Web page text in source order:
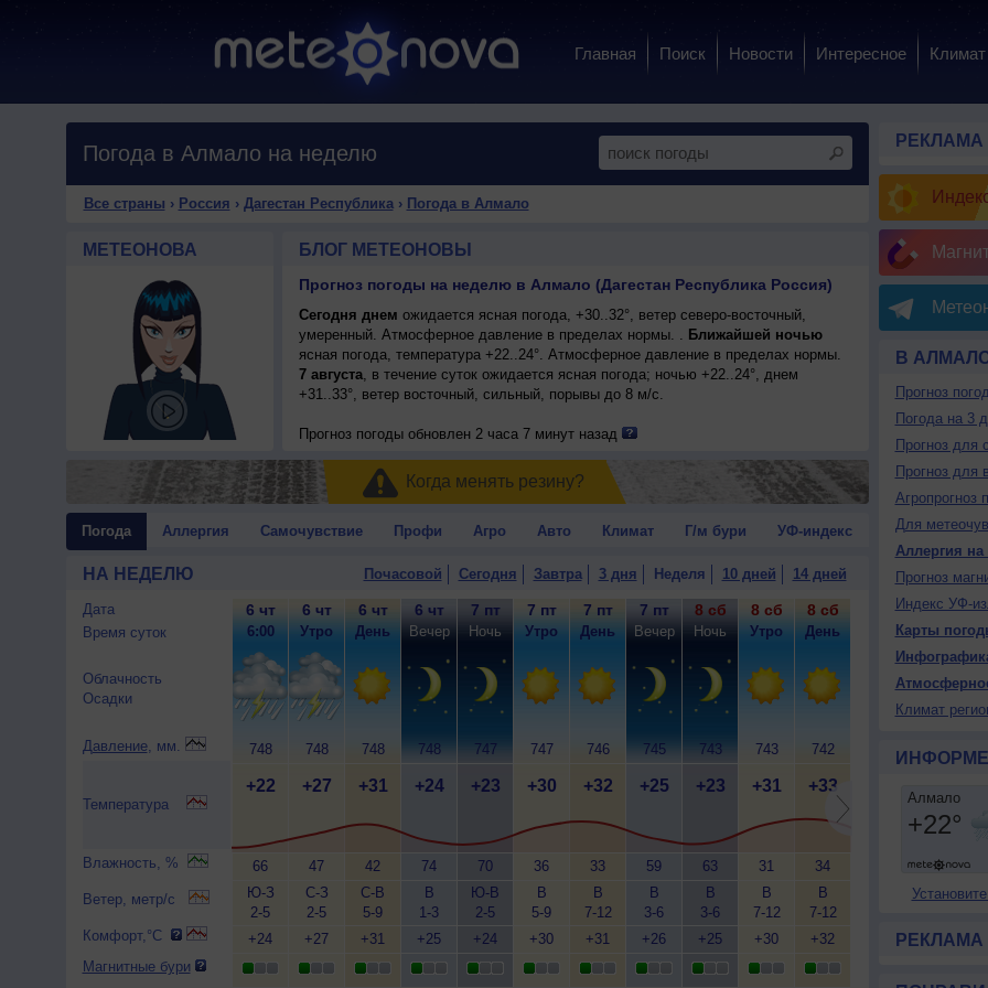
Главная Поиск Новости Интересное Климат
Погода в Алмало на неделю
Все страны › Россия › Дагестан Республика› Погода в Алмало
МЕТЕОНОВА БЛОГ МЕТЕОНОВЫ
Прогноз погоды на неделю в Алмало (Дагестан Республика Россия)
Сегодня днем ожидается ясная погода, +30..32°, ветер северо-восточный,
умеренный. Атмосферное давление в пределах нормы. . Ближайшей ночью
ясная погода, температура +22..24°. Атмосферное давление в пределах нормы.
7 августа, в течение суток ожидается ясная погода; ночью +22..24°, днем
+31..33°, ветер восточный, сильный, порывы до 8 м/с.
Прогноз погоды обновлен 2 часа 7 минут назад
Когда менять резинy?
Погода Аллергия Самочувствие Профи Агро Авто Климат Г/м бури УФ-индекс
НА НЕДЕЛЮ Почасовой Сегодня Завтра 3 дня Неделя 10 дней 14 дней
Дата
Время суток
Облачность
Осадки
Давление, мм.
Температура
Влажность, %
Ветер, метр/с
Комфорт,°C
Магнитные бури
6 чт
6:00
748
+22
66
Ю-З
2-5
+24
6 чт
Утро
748
+27
47
С-З
2-5
+27
6 чт
День
748
+31
42
С-В
5-9
+31
6 чт
Вечер
748
+24
74
В
1-3
+25
7 пт
Ночь
747
+23
70
Ю-В
2-5
+24
7 пт
Утро
747
+30
36
В
5-9
+30
7 пт
День
746
+32
33
В
7-12
+31
7 пт
Вечер
745
+25
59
В
3-6
+26
8 сб
Ночь
743
+23
63
В
3-6
+25
8 сб
Утро
743
+31
31
В
7-12
+30
8 сб
День
742
+33
34
В
7-12
+32
8 сб
Вечер
9 вс
Ночь
742
67
З
+25
9
РЕКЛАМА
В
Прогноз
Погода на 3
Прогноз для
Прогноз для
Агропрогноз
Для
Аллергия на
Прогноз
Индекс УФ-
Карты
Климат
РЕКЛАМА